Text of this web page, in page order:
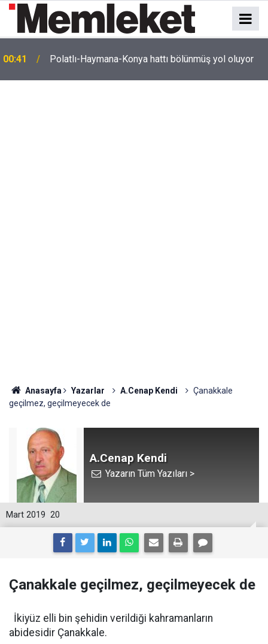
00:41 Polatlı-Haymana-Konya hattı bölünmüş yol oluyor
Anasayfa Yazarlar A.Cenap Kendi
Çanakkale
geçilmez, geçilmeyecek de
A.Cenap Kendi
Yazarın Tüm Yazıları >
20
Mart 2019
Çanakkale geçilmez, geçilmeyecek de
İkiyüz elli bin şehidin verildiği kahramanların
abidesidir Çanakkale.